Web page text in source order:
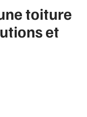
toiture
et